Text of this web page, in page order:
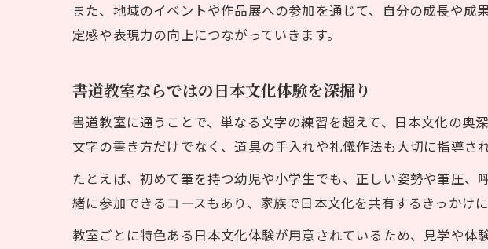
書道教室で使
書道教室なら
書道教室通学で
書道教室の課
親子で体験する書
親子で書道教
また、地域のイベントや作品展への参加を通じて、自分の成長や
定感や表現力の向上につながっていきます。
書道教室ならではの日本文化体験を深掘り
書道教室に通うことで、単なる文字の練習を超えて、日本文化の
文字の書き方だけでなく、道具の手入れや礼儀作法も大切に指導され
たとえば、初めて筆を持つ幼児や小学生でも、正しい姿勢や筆圧
緒に参加できるコースもあり、家族で日本文化を共有するきっかけに
教室ごとに特色ある日本文化体験が用意されているため、見学や